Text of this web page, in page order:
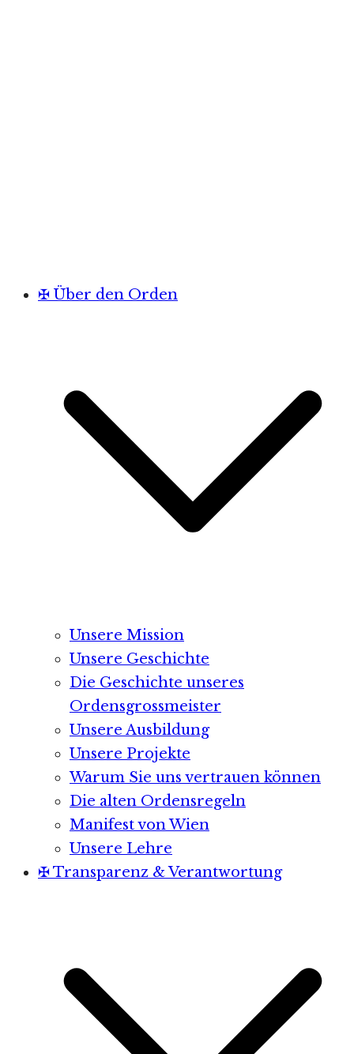
✠ Über den Orden
Unsere Mission
Unsere Geschichte
Die Geschichte unseres
Ordensgrossmeister
Unsere Ausbildung
Unsere Projekte
Warum Sie uns vertrauen können
Die alten Ordensregeln
Manifest von Wien
Unsere Lehre
✠ Transparenz & Verantwortung